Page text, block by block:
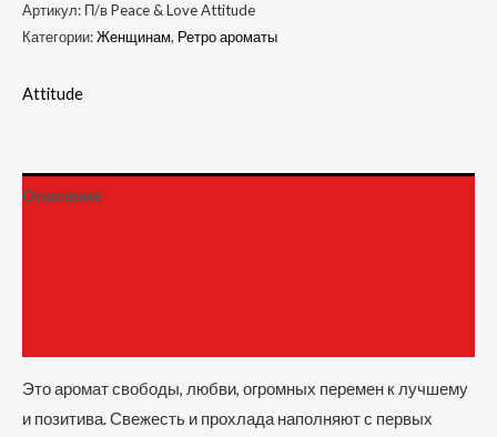
Артикул: П/в Peace & Love Attitude
Категории:Женщинам, Ретро ароматы
Attitude
Описание
Это аромат свободы, любви, огромных перемен к лучшему
и позитива. Свежесть и прохлада наполняют с первых